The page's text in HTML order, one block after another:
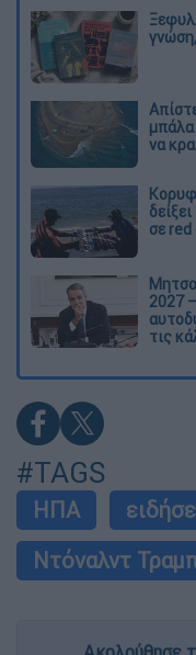
μπάλα
να
σε
2027
τις
#TAGS
ΗΠΑ
Ντόναλντ